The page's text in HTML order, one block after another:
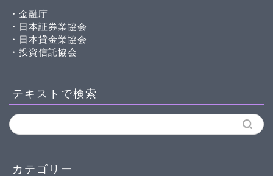
・金融庁
・日本証券業協会
・日本貸金業協会
・投資信託協会
テキストで検索
カテゴリー